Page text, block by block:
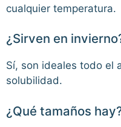
cualquier temperatura.
¿Sirven en
Sí, son ideales todo el
solubilidad.
¿Qué tamaños